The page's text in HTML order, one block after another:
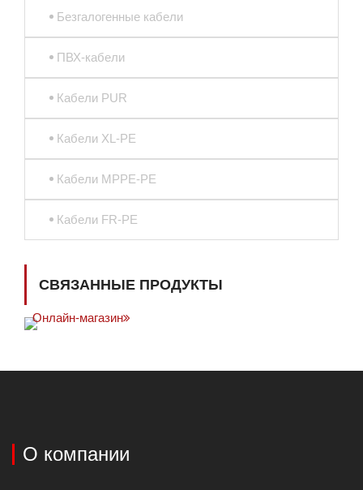
Безгалогенные кабели
ПВХ-кабели
Кабели PUR
Кабели XL-PE
Кабели MPPE-PE
Кабели FR-PE
СВЯЗАННЫЕ ПРОДУКТЫ
Онлайн-магазин
О компании